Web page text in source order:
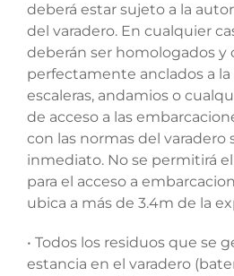
deberá estar sujeto a la
del varadero. En cualquier
deberán ser homologados y
perfectamente anclados a la
escaleras, andamios o
de acceso a las
con las normas del varadero
inmediato. No se permitirá
para el acceso a
ubica a más de 3.4m de la
• Todos los residuos que se
estancia en el varadero